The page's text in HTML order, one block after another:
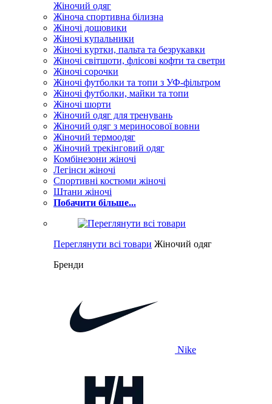
Жіночий одяг
Жіноча спортивна білизна
Жіночі дощовики
Жіночі купальники
Жіночі куртки, пальта та безрукавки
Жіночі світшоти, флісові кофти та светри
Жіночі сорочки
Жіночі футболки та топи з УФ-фільтром
Жіночі футболки, майки та топи
Жіночі шорти
Жіночий одяг для тренувань
Жіночий одяг з мериносової вовни
Жіночий термоодяг
Жіночий трекінговий одяг
Комбінезони жіночі
Легінси жіночі
Спортивні костюми жіночі
Штани жіночі
Побачити більше...
Переглянути всі товари Жіночий одяг
Бренди
Nike